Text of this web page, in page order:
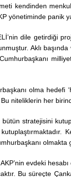
kendinden
yönetiminde panik
dile getirdiği
Aklı
olma
Bu niteliklerin her
stratejisini
olmakta
evdeki
Bu süreçte